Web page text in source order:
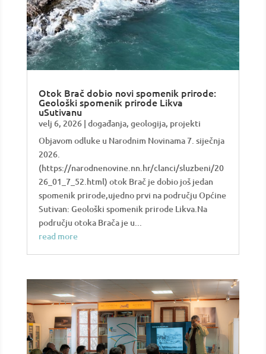
Otok Brač dobio novi spomenik prirode:
Geološki spomenik prirode Likva
uSutivanu
velj 6, 2026| događanja, geologija, projekti
Objavom odluke u Narodnim Novinama 7. siječnja
2026.
(https://narodnenovine.nn.hr/clanci/sluzbeni/20
26_01_7_52.html) otok Brač je dobio još jedan
spomenik prirode,ujedno prvi na području Općine
Sutivan: Geološki spomenik prirode Likva.Na
području otoka Brača je u...
read more